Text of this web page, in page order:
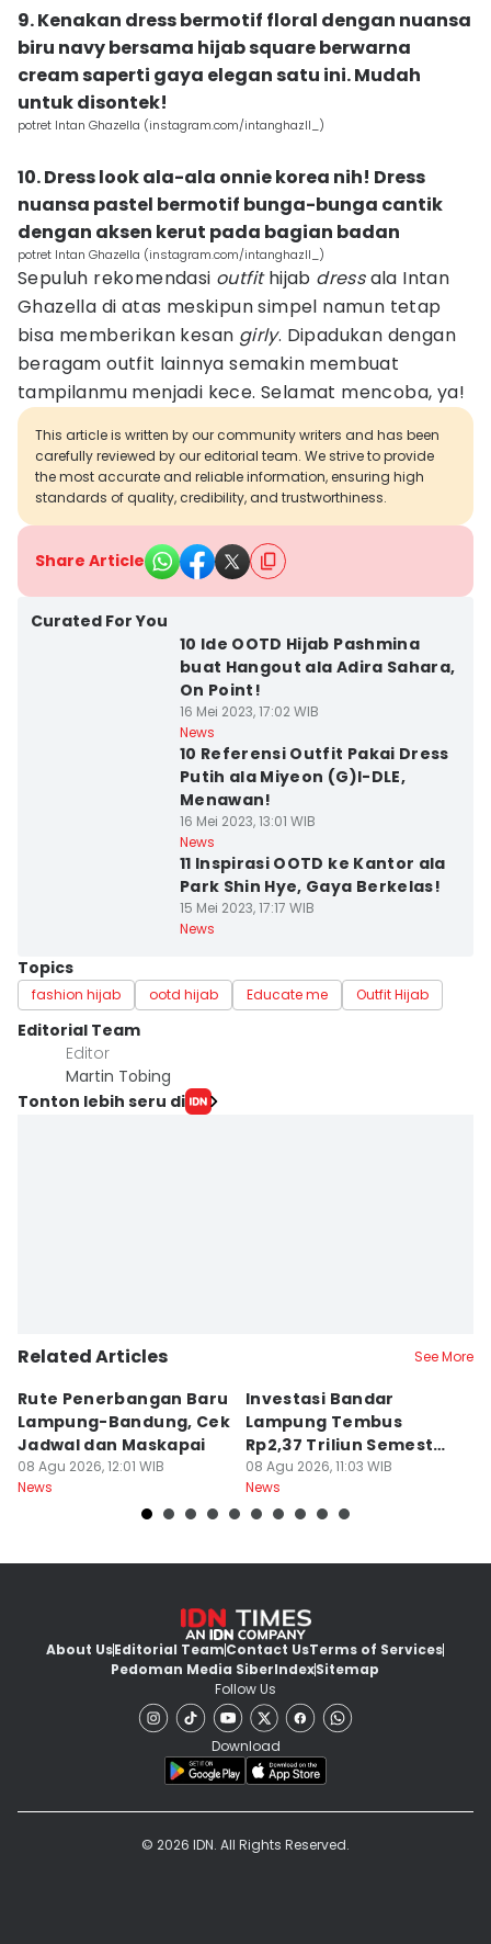
9. Kenakan dress bermotif floral dengan nuansa
biru navy bersama hijab square berwarna
cream saperti gaya elegan satu ini. Mudah
untuk disontek!
potret Intan Ghazella (instagram.com/intanghazll_)
10. Dress look ala-ala onnie korea nih! Dress
nuansa pastel bermotif bunga-bunga cantik
dengan aksen kerut pada bagian badan
potret Intan Ghazella (instagram.com/intanghazll_)
Sepuluh rekomendasi outfithijab dressala Intan
Ghazella di atas meskipun simpel namun tetap
bisa memberikan kesan girly. Dipadukan dengan
beragam outfit lainnya semakin membuat
tampilanmu menjadi kece. Selamat mencoba, ya!
This article is written by our community writers and has been
carefully reviewed by our editorial team. We strive to provide
the most accurate and reliable information, ensuring high
standards of quality, credibility, and trustworthiness.
Share Article
Curated For You
10 Ide OOTD Hijab Pashmina
buat Hangout ala Adira Sahara,
On Point!
16 Mei 2023, 17:02 WIB
News
10 Referensi Outfit Pakai Dress
Putih ala Miyeon (G)I-DLE,
Menawan!
16 Mei 2023, 13:01 WIB
News
11 Inspirasi OOTD ke Kantor ala
Park Shin Hye, Gaya Berkelas!
15 Mei 2023, 17:17 WIB
News
Topics
fashion hijab ootd hijab Educate me Outfit Hijab
Editorial Team
Editor
Martin Tobing
Tonton lebih seru di
Related Articles See More
Rute Penerbangan Baru
Lampung-Bandung, Cek
Jadwal dan Maskapai
08 Agu 2026, 12:01 WIB
News
Investasi Bandar
Lampung Tembus
Rp2,37 Triliun Semester
I 2026
08 Agu 2026, 11:03 WIB
News
About UsEditorial TeamContact UsTerms of Services
Pedoman Media SiberIndexSitemap
Follow Us
Download
© 2026 IDN. All Rights Reserved.